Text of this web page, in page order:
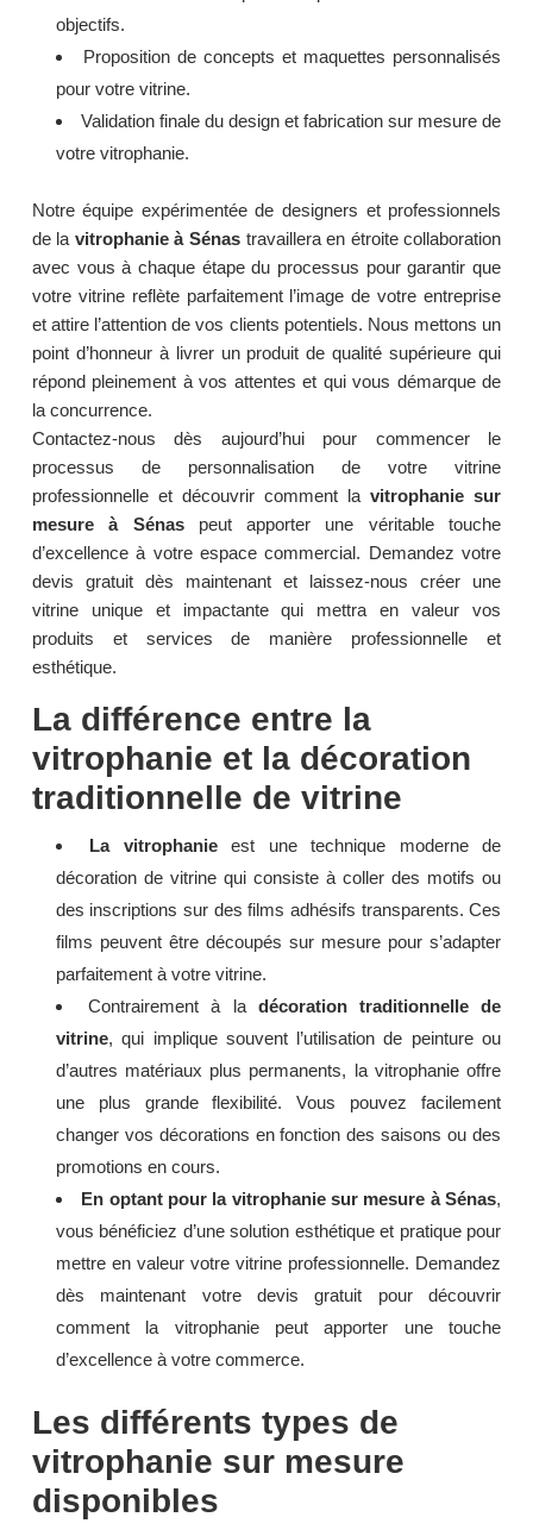
objectifs.
Proposition de concepts et maquettes personnalisés
pour votre vitrine.
Validation finale du design et fabrication sur mesure de
votre vitrophanie.
Notre équipe expérimentée de designers et professionnels
de la vitrophanie à Sénas travaillera en étroite collaboration
avec vous à chaque étape du processus pour garantir que
votre vitrine reflète parfaitement l’image de votre entreprise
et attire l’attention de vos clients potentiels. Nous mettons un
point d’honneur à livrer un produit de qualité supérieure qui
répond pleinement à vos attentes et qui vous démarque de
la concurrence.
Contactez-nous dès aujourd’hui pour commencer le
processus de personnalisation de votre vitrine
professionnelle et découvrir comment lavitrophanie sur
mesure à Sénaspeut apporter une véritable touche
d’excellence à votre espace commercial. Demandez votre
devis gratuit dès maintenant et laissez-nous créer une
vitrine unique et impactante qui mettra en valeur vos
produits et services de manière professionnelle et
esthétique.
La différence entre la
vitrophanie et la décoration
traditionnelle de vitrine
La vitrophanieest une technique moderne de
décoration de vitrine qui consiste à coller des motifs ou
des inscriptions sur des films adhésifs transparents. Ces
films peuvent être découpés sur mesure pour s’adapter
parfaitement à votre vitrine.
Contrairement à la décoration traditionnelle de
vitrine, qui implique souvent l’utilisation de peinture ou
d’autres matériaux plus permanents, la vitrophanie offre
une plus grande flexibilité. Vous pouvez facilement
changer vos décorations en fonction des saisons ou des
promotions en cours.
En optant pour la vitrophanie sur mesure à Sénas,
vous bénéficiez d’une solution esthétique et pratique pour
mettre en valeur votre vitrine professionnelle. Demandez
dès maintenant votre devis gratuit pour découvrir
comment la vitrophanie peut apporter une touche
d’excellence à votre commerce.
Les différents types de
vitrophanie sur mesure
disponibles